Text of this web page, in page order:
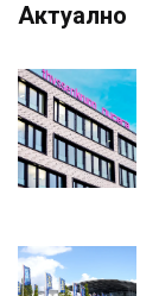
Актуално